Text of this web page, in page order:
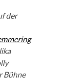
der
Bühne